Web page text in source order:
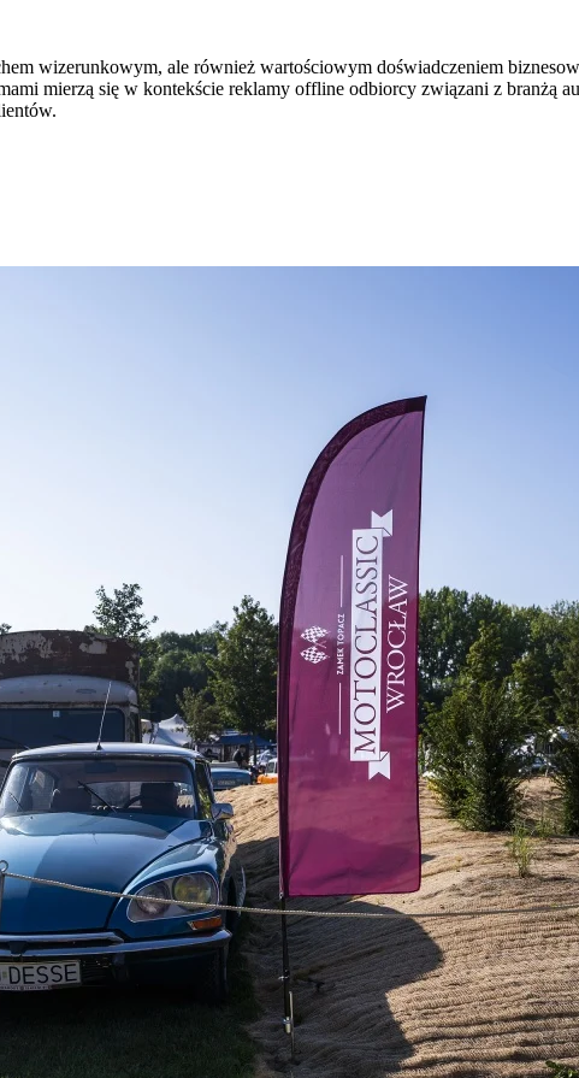
wizerunkowym, ale również wartościowym doświadczeniem
mierzą się w kontekście reklamy offline odbiorcy związani z branżą